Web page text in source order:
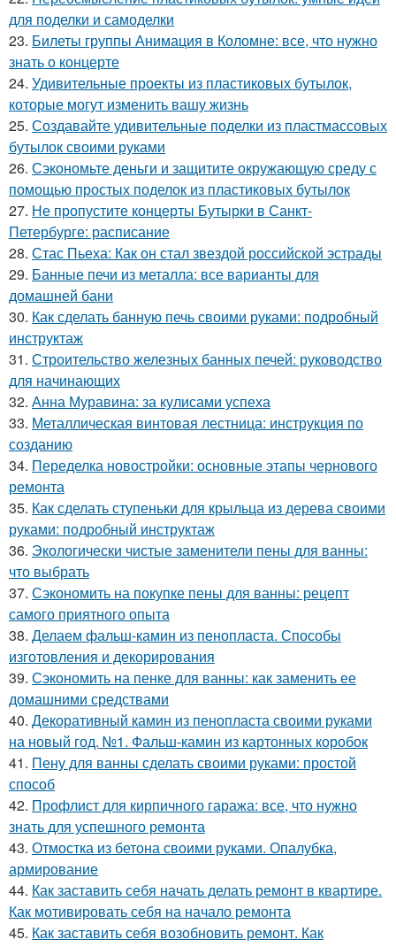
для поделки и самоделки
23. Билеты группы Анимация в Коломне: все, что нужно
знать о концерте
24. Удивительные проекты из пластиковых бутылок,
которые могут изменить вашу жизнь
25. Создавайте удивительные поделки из пластмассовых
бутылок своими руками
26. Сэкономьте деньги и защитите окружающую среду с
помощью простых поделок из пластиковых бутылок
27. Не пропустите концерты Бутырки в Санкт-
Петербурге: расписание
28. Стас Пьеха: Как он стал звездой российской эстрады
29. Банные печи из металла: все варианты для
домашней бани
30. Как сделать банную печь своими руками: подробный
инструктаж
31. Строительство железных банных печей: руководство
для начинающих
32. Анна Муравина: за кулисами успеха
33. Металлическая винтовая лестница: инструкция по
созданию
34. Переделка новостройки: основные этапы чернового
ремонта
35. Как сделать ступеньки для крыльца из дерева своими
руками: подробный инструктаж
36. Экологически чистые заменители пены для ванны:
что выбрать
37. Сэкономить на покупке пены для ванны: рецепт
самого приятного опыта
38. Делаем фальш-камин из пенопласта. Способы
изготовления и декорирования
39. Сэкономить на пенке для ванны: как заменить ее
домашними средствами
40. Декоративный камин из пенопласта своими руками
на новый год. №1. Фальш-камин из картонных коробок
41. Пену для ванны сделать своими руками: простой
способ
42. Профлист для кирпичного гаража: все, что нужно
знать для успешного ремонта
43. Отмостка из бетона своими руками. Опалубка,
армирование
44. Как заставить себя начать делать ремонт в квартире.
Как мотивировать себя на начало ремонта
45. Как заставить себя возобновить ремонт. Как